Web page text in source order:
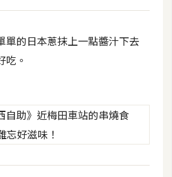
單的日本蔥抹上一點醬汁下去
吃。